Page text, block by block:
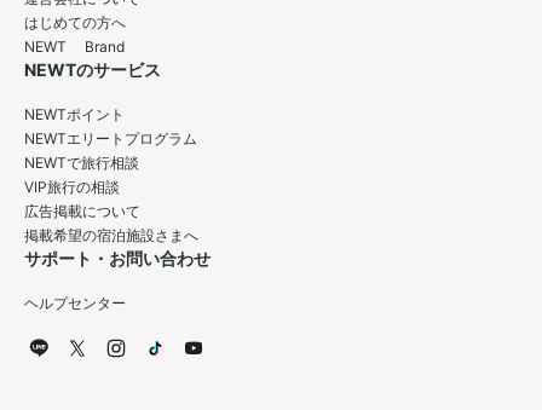
はじめての方へ
NEWT Brand
NEWTのサービス
NEWTポイント
NEWTエリートプログラム
NEWTで旅行相談
VIP旅行の相談
広告掲載について
掲載希望の宿泊施設さまへ
サポート・お問い合わせ
ヘルプセンター